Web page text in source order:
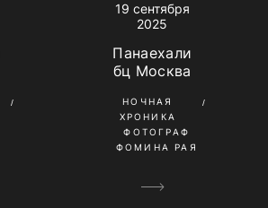
19 сентября
2025
Панаехали
бц Москва
НОЧНАЯ
ХРОНИКА
ФОТОГРАФ
ФОМИНА РАЯ